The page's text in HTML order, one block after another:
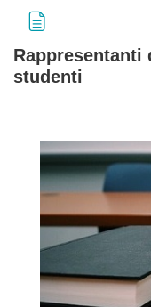
Rappresentanti
studenti